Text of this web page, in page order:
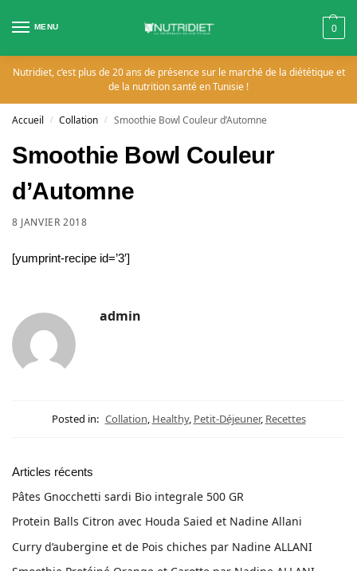
MENU 0
Nutridiet, c’est plus de 20 ans de présence sur le marché de la diététique et
de la nutrition santé en Tunisie !
Accueil / Collation / Smoothie Bowl Couleur d’Automne
Smoothie Bowl Couleur
d’Automne
8 JANVIER 2018
[yumprint-recipe id=’3′]
admin
Posted in: Collation, Healthy, Petit-Déjeuner, Recettes
Articles récents
Pâtes Gnocchetti sardi Bio integrale 500 GR
Protein Balls Citron avec Houda Saied et Nadine Allani
Curry d’aubergine et de Pois chiches par Nadine ALLANI